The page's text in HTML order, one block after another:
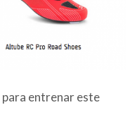
para entrenar este